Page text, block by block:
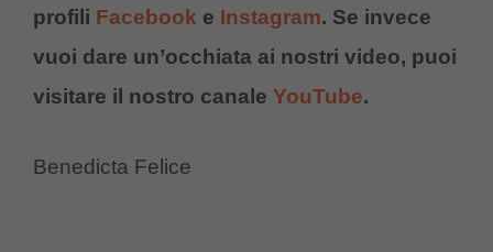
profili Facebook e Instagram. Se invece
vuoi dare un’occhiata ai nostri video, puoi
visitare il nostro canale YouTube.
Benedicta Felice